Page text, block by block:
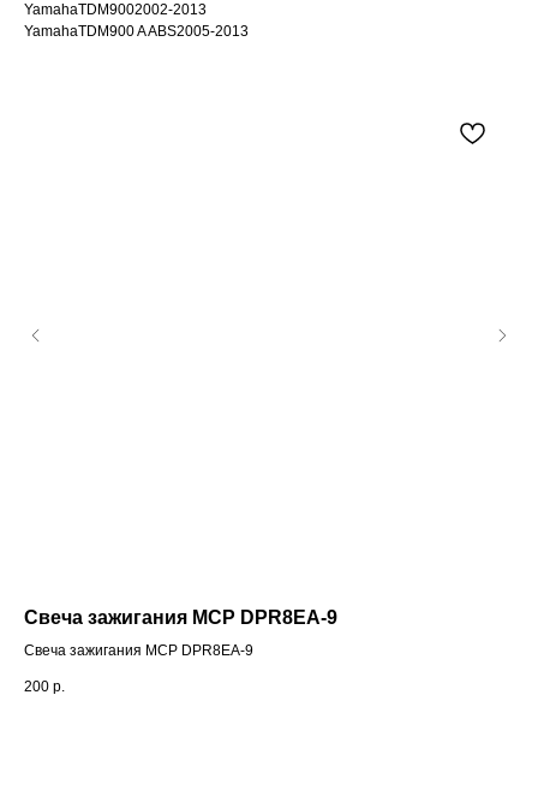
YamahaTDM9002002-2013
YamahaTDM900 A ABS2005-2013
Свеча зажигания МСР DPR8EA-9
Свеча зажигания МСР DPR8EA-9
200 р.